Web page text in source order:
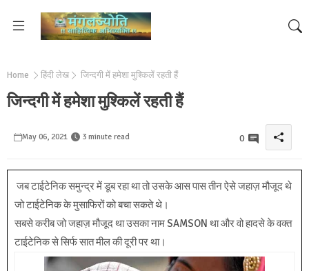
Home हिंदी लेख जिन्दगी में हमेशा मुश्किलें रहती हैं
जिन्दगी में हमेशा मुश्किलें रहती हैं
May 06, 2021 3 minute read 0
जब टाईटेनिक समुन्द्र में डूब रहा था तो उसके आस पास तीन ऐसे जहाज़ मौजूद थे
जो टाईटेनिक के मुसाफिरों को बचा सकते थे।
सबसे करीब जो जहाज़ मौजूद था उसका नाम SAMSON था और वो हादसे के वक्त
टाईटेनिक से सिर्फ सात मील की दूरी पर था।